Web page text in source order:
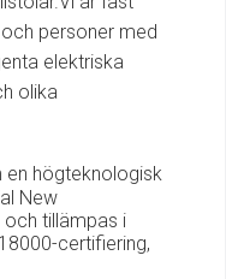
personer med
elektriska
olika
en högteknologisk
New
tillämpas i
certifiering,